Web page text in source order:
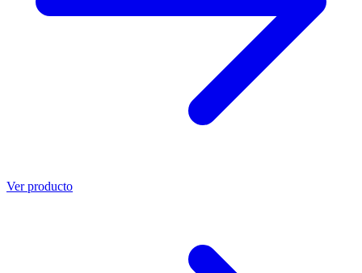
Ver producto